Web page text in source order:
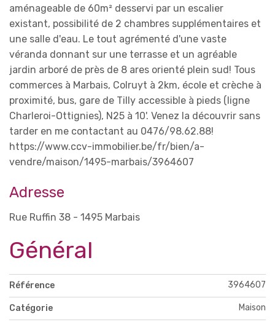
aménageable de 60m² desservi par un escalier
existant, possibilité de 2 chambres supplémentaires et
une salle d'eau. Le tout agrémenté d'une vaste
véranda donnant sur une terrasse et un agréable
jardin arboré de près de 8 ares orienté plein sud! Tous
commerces à Marbais, Colruyt à 2km, école et crèche à
proximité, bus, gare de Tilly accessible à pieds (ligne
Charleroi-Ottignies), N25 à 10'. Venez la découvrir sans
tarder en me contactant au 0476/98.62.88!
https://www.ccv-immobilier.be/fr/bien/a-
vendre/maison/1495-marbais/3964607
Adresse
Rue Ruffin 38 - 1495 Marbais
Général
Référence 3964607
Catégorie Maison